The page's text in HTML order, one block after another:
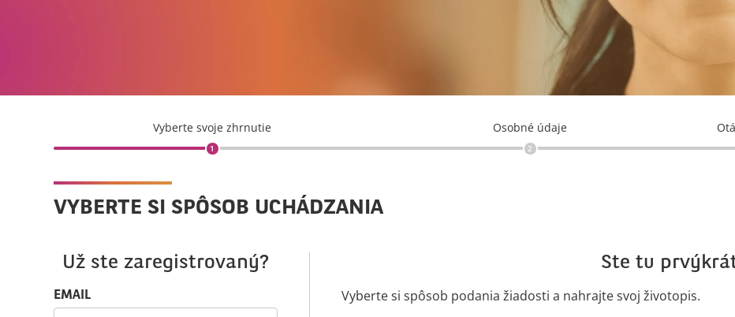
Vyberte svoje zhrnutie
1
Osobné údaje
2
VYBERTE SI SPÔSOB UCHÁDZANIA
Už ste zaregistrovaný?
Prihlasovacie údaje: používateľ a heslo
EMAIL
Ste tu
Vyberte si spôsob podania žiadosti a nahrajte svoj životopis.